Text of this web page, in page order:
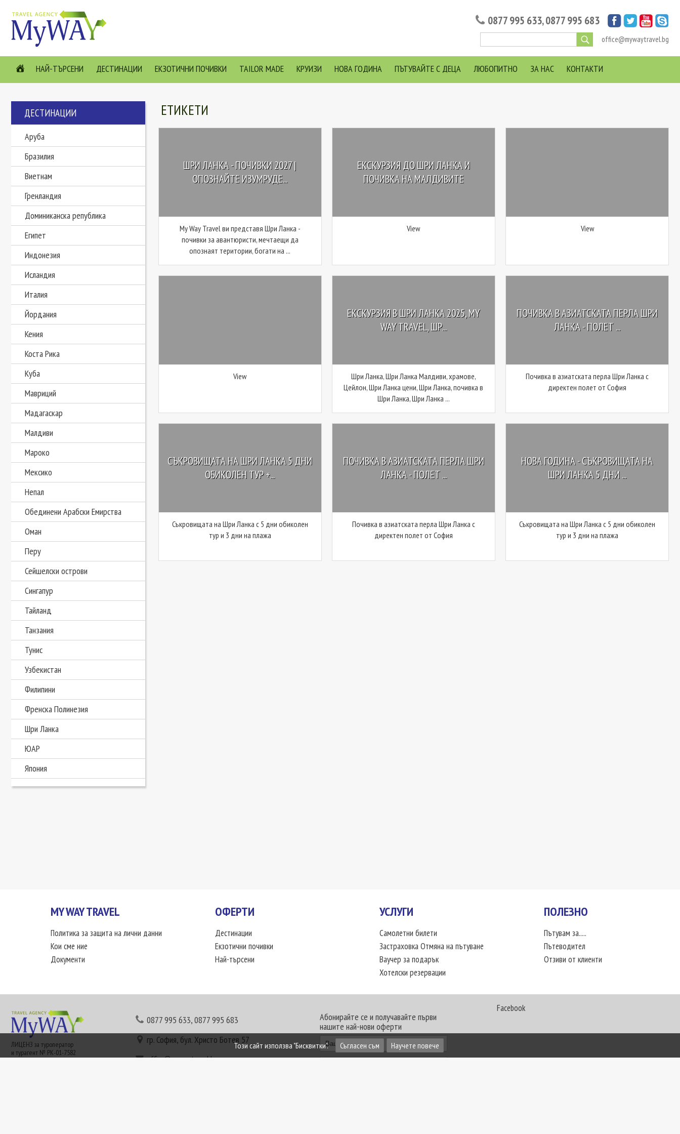
0877 995 633,0877 995 683
office@mywaytravel.bg
НАЙ-ТЪРСЕНИ ДЕСТИНАЦИИ ЕКЗОТИЧНИ ПОЧИВКИ TAILOR MADE КРУИЗИ НОВА ГОДИНА ПЪТУВАЙТЕ С ДЕЦА ЛЮБОПИТНО ЗА НАС КОНТАКТИ
ДЕСТИНАЦИИ
Аруба
Бразилия
Виетнам
Гренландия
Доминиканска република
Египет
Индонезия
Исландия
Италия
Йордания
Кения
Коста Рика
Куба
Мавриций
Мадагаскар
Малдиви
Мароко
Мексико
Непал
Обединени Арабски Емирства
Оман
Перу
Сейшелски острови
Сингапур
Тайланд
Танзания
Тунис
Узбекистан
Филипини
Френска Полинезия
Шри Ланка
ЮАР
Япония
ЕТИКЕТИ
ШРИ ЛАНКА - ПОЧИВКИ 2027 |
ОПОЗНАЙТЕ ИЗУМРУДЕ...
My Way Travel ви представя Шри Ланка -
почивки за авантюристи, мечтаещи да
опознаят територии, богати на ...
ЕКСКУРЗИЯ ДО ШРИ ЛАНКА И
ПОЧИВКА НА МАЛДИВИТЕ
View View
View
ЕКСКУРЗИЯ В ШРИ ЛАНКА 2025, MY
WAY TRAVEL, ШР...
Шри Ланка, Шри Ланка Малдиви, храмове,
Цейлон, Шри Ланка цени, Шри Ланка, почивка в
Шри Ланка, Шри Ланка ...
ПОЧИВКА В АЗИАТСКАТА ПЕРЛА ШРИ
ЛАНКА - ПОЛЕТ ...
Почивка в азиатската перла Шри Ланка с
директен полет от София
СЪКРОВИЩАТА НА ШРИ ЛАНКА 5 ДНИ
ОБИКОЛЕН ТУР +...
Съкровищата на Шри Ланка с 5 дни обиколен
тур и 3 дни на плажа
ПОЧИВКА В АЗИАТСКАТА ПЕРЛА ШРИ
ЛАНКА - ПОЛЕТ ...
Почивка в азиатската перла Шри Ланка с
директен полет от София
НОВА ГОДИНА - СЪКРОВИЩАТА НА
ШРИ ЛАНКА 5 ДНИ ...
Съкровищата на Шри Ланка с 5 дни обиколен
тур и 3 дни на плажа
MY WAY TRAVEL
Политика за защита на лични данни
Кои сме ние
Документи
ОФЕРТИ
Дестинации
Екзотични почивки
Най-търсени
УСЛУГИ
Самолетни билети
Застраховка Отмяна на пътуване
Ваучер за подарък
Хотелски резервации
ПОЛЕЗНО
Пътувам за.....
Пътеводител
Отзиви от клиенти
ЛИЦЕНЗ за туроператор
и турагент № РК-01-7582
0877 995 633,0877 995 683
гр. София, бул. Христо Ботев 57
office@mywaytravel.bg
Абонирайте се и получавайте първи
нашите най-нови оферти
Facebook
Този сайт използва "Бисквитки". Съгласен съм Научете повече